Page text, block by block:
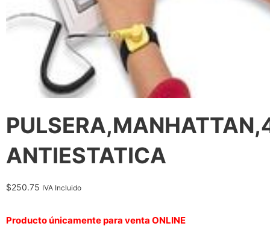
ANTIESTATICA
$250.75 IVA Incluido
Producto únicamente para venta ONLINE